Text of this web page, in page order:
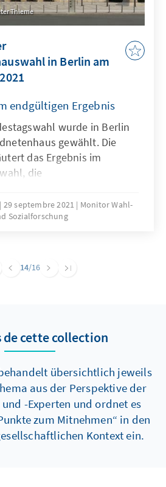
Thieme
in Berlin am
endgültigen Ergebnis
wurde in Berlin
gewählt. Die
das Ergebnis im
die
des Wahlergebnisses.
Wahltagsbefragungen
und -kandidaten,
29 septembre 2021
Monitor Wahl-
Sozialforschung
14/16
de cette collection
übersichtlich jeweils
aus der Perspektive der
und -Experten und ordnet es
zum Mitnehmen“ in den
Kontext ein.